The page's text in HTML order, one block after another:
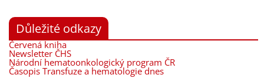
Důležité odkazy
Červená kniha
Newsletter ČHS
Národní hematoonkologický program ČR
Časopis Transfuze a hematologie dnes